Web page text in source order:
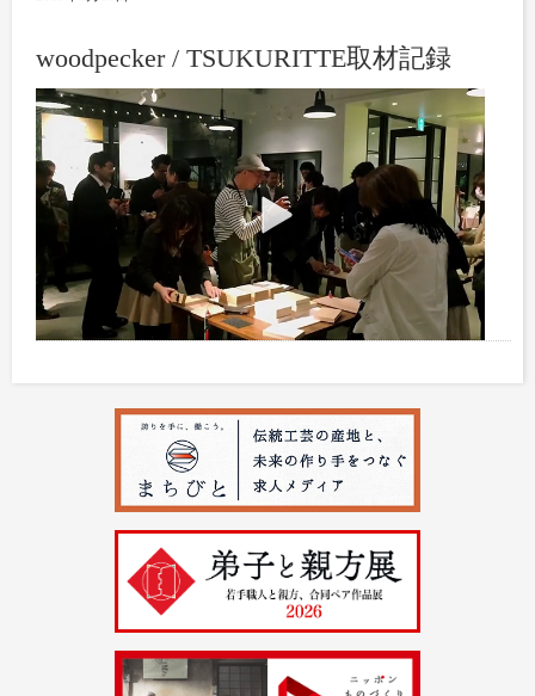
woodpecker / TSUKURITTE取材記録